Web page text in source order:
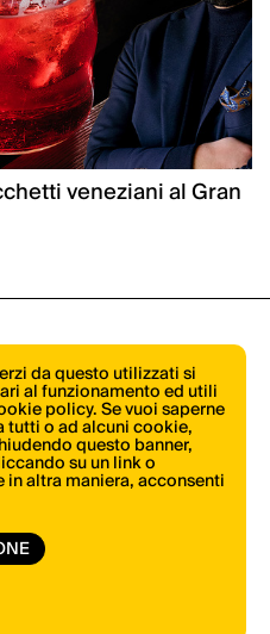
veneziani al Gran
da questo utilizzati si
al funzionamento ed utili
policy. Se vuoi saperne
tutti o ad alcuni cookie,
questo banner,
su un link o
altra maniera, acconsenti